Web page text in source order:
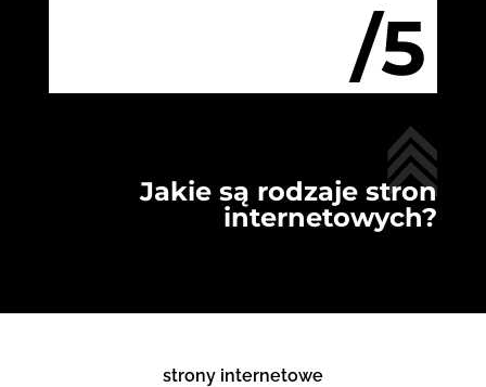
/5
Jakie są rodzaje stron
internetowych?
strony internetowe